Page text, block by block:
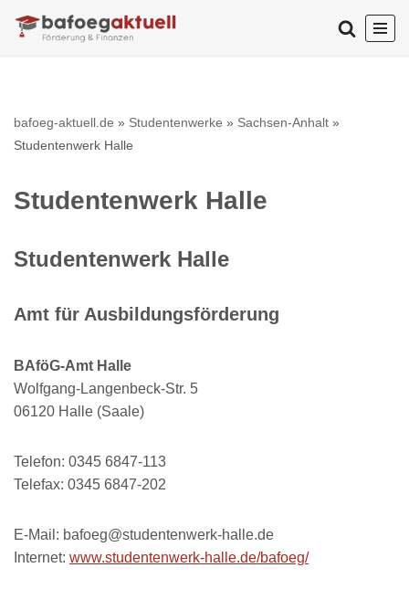
bafoeg-aktuell.de » Studentenwerke » Sachsen-Anhalt »
Studentenwerk Halle
Studentenwerk Halle
Studentenwerk Halle
Amt für Ausbildungsförderung
BAföG-Amt Halle
Wolfgang-Langenbeck-Str. 5
06120 Halle (Saale)
Telefon: 0345 6847-113
Telefax: 0345 6847-202
E-Mail: bafoeg@studentenwerk-halle.de
Internet: www.studentenwerk-halle.de/bafoeg/